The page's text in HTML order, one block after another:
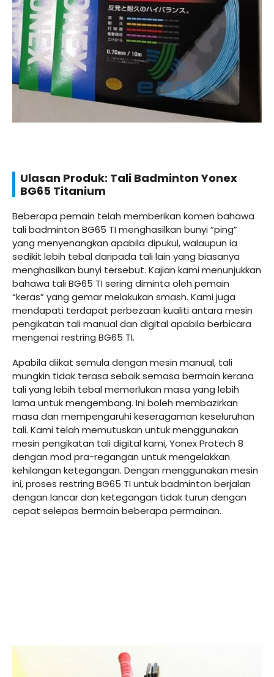
Ulasan Produk: Tali Badminton Yonex
BG65 Titanium
Beberapa pemain telah memberikan komen bahawa
tali badminton BG65 TI menghasilkan bunyi “ping”
yang menyenangkan apabila dipukul, walaupun ia
sedikit lebih tebal daripada tali lain yang biasanya
menghasilkan bunyi tersebut. Kajian kami menunjukkan
bahawa tali BG65 TI sering diminta oleh pemain
“keras” yang gemar melakukan smash. Kami juga
mendapati terdapat perbezaan kualiti antara mesin
pengikatan tali manual dan digital apabila berbicara
mengenai restring BG65 TI.
Apabila diikat semula dengan mesin manual, tali
mungkin tidak terasa sebaik semasa bermain kerana
tali yang lebih tebal memerlukan masa yang lebih
lama untuk mengembang. Ini boleh membazirkan
masa dan mempengaruhi keseragaman keseluruhan
tali. Kami telah memutuskan untuk menggunakan
mesin pengikatan tali digital kami, Yonex Protech 8
dengan mod pra-regangan untuk mengelakkan
kehilangan ketegangan. Dengan menggunakan mesin
ini, proses restring BG65 TI untuk badminton berjalan
dengan lancar dan ketegangan tidak turun dengan
cepat selepas bermain beberapa permainan.